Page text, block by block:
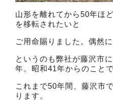
山形を離れてから50年ほ
を移転されたいと
ご用命賜りました。偶然
というのも弊社が藤沢市
年。昭和41年からのことで
これまで50年間、藤沢市
ります。